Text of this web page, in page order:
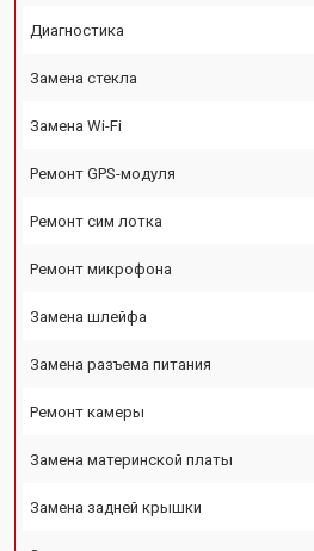
Диагностика
Замена стекла
Замена Wi-Fi
Ремонт GPS-модуля
Ремонт сим лотка
Ремонт микрофона
Замена шлейфа
Замена разъема питания
Ремонт камеры
Замена материнской платы
Замена задней крышки